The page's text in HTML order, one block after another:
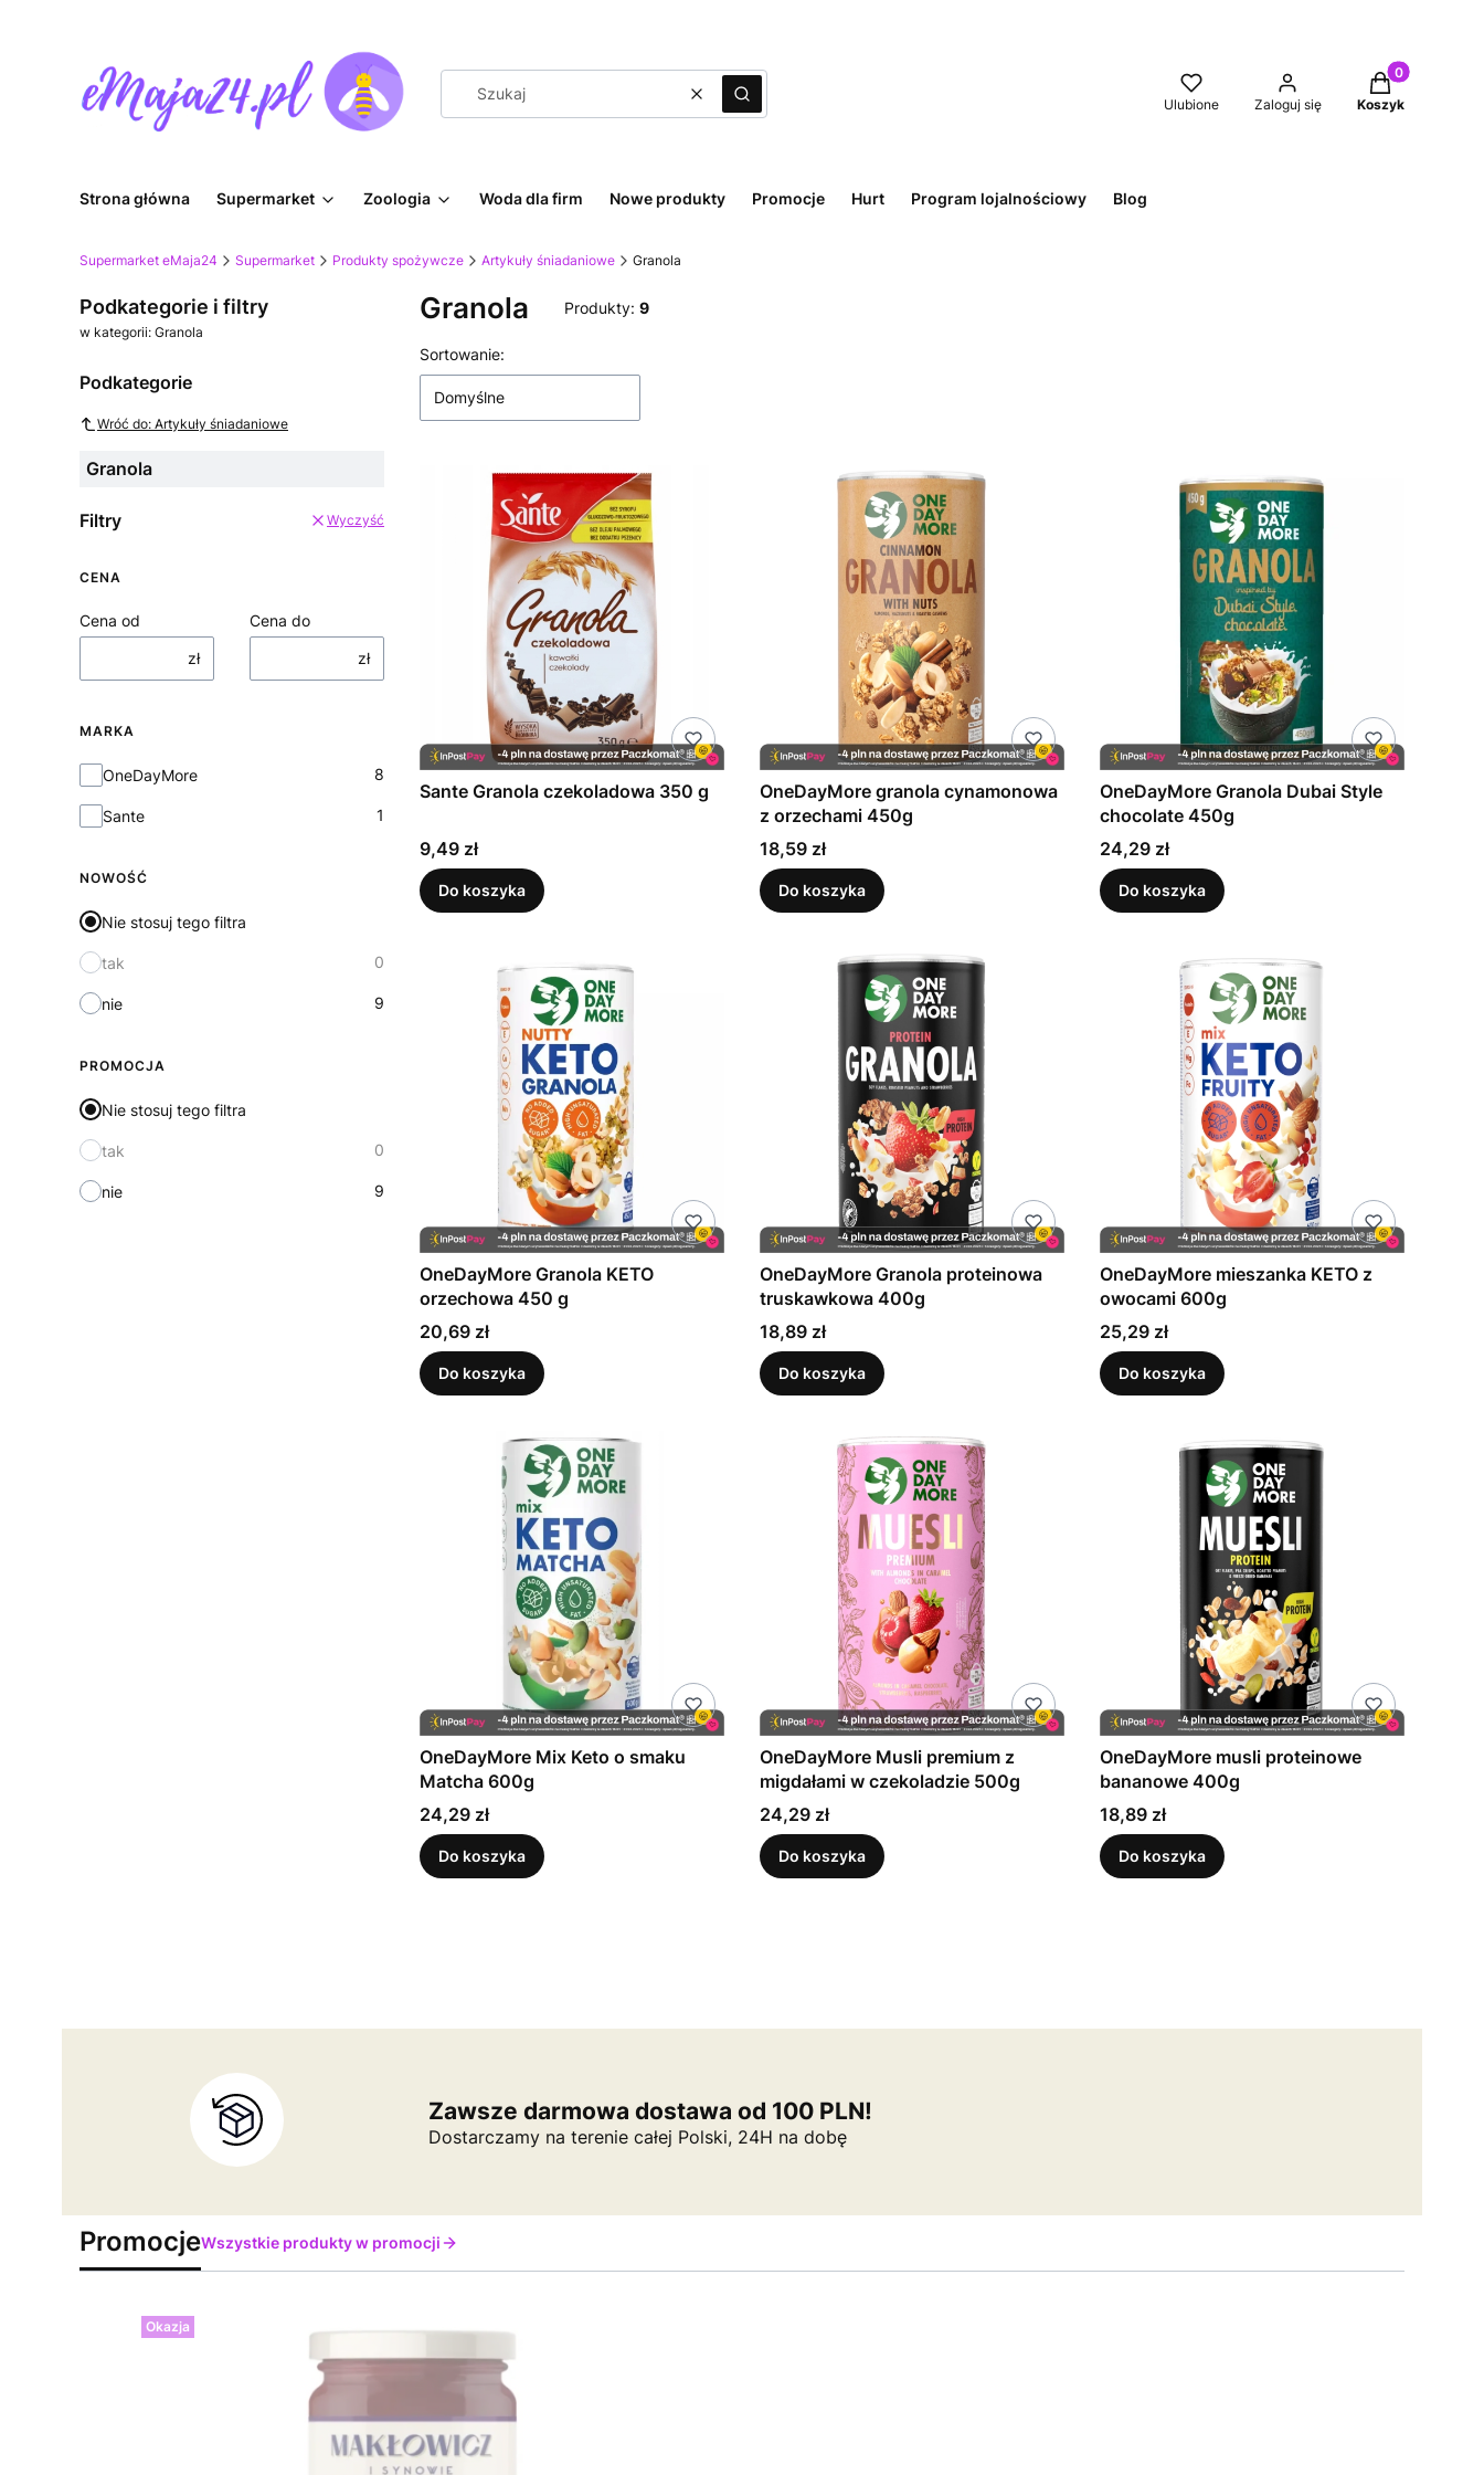
WyczyśćSzukaj Ulubione Zaloguj się
Produkty w
Koszyk
Strona główna Supermarket Zoologia Woda dla firm Nowe produkty Promocje Hurt Program lojalnościowy Blog
Supermarket eMaja24 Supermarket Produkty spożywcze Artykuły śniadaniowe Granola
Podkategorie i filtry
w kategorii: Granola
Podkategorie
Wróć do: Artykuły śniadaniowe
Granola
Filtry Wyczyść
CENA
Cena od
zł
Cena do
zł
MARKA
Marka
OneDayMore 8
Sante 1
NOWOŚĆ
Nie stosuj tego filtra
tak 0
nie 9
PROMOCJA
Nie stosuj tego filtra
tak 0
nie 9
Granola Produkty: 9
Lista produktów
Sortowanie:
Domyślne
Sante Granola czekoladowa 350 g
Cena
9,49 zł
Do koszyka
OneDayMore granola cynamonowa
z orzechami 450g
Cena
18,59 zł
Do koszyka
OneDayMore Granola Dubai Style
chocolate 450g
Cena
24,29 zł
Do koszyka
OneDayMore Granola KETO
orzechowa 450 g
Cena
20,69 zł
Do koszyka
OneDayMore Granola proteinowa
truskawkowa 400g
Cena
18,89 zł
Do koszyka
OneDayMore mieszanka KETO z
owocami 600g
Cena
25,29 zł
Do koszyka
OneDayMore Mix Keto o smaku
Matcha 600g
Cena
24,29 zł
Do koszyka
OneDayMore Musli premium z
migdałami w czekoladzie 500g
Cena
24,29 zł
Do koszyka
OneDayMore musli proteinowe
bananowe 400g
Cena
18,89 zł
Do koszyka
Zawsze darmowa dostawa od 100 PLN!
Dostarczamy na terenie całej Polski, 24H na dobę
PromocjeWszystkie produkty w promocji
Okazja